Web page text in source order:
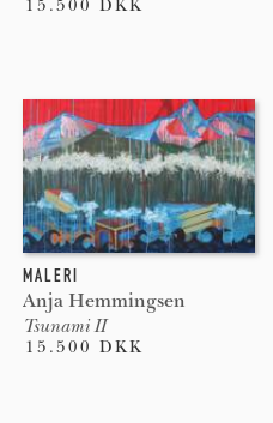
15.500 DKK
MALERI
Anja Hemmingsen
Tsunami II
15.500 DKK